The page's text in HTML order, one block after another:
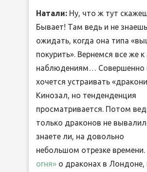
Натали: Ну, что ж тут
Бывает! Там ведь и не
ожидать, когда она типа
покурить». Вернемся все же
наблюдениям… Совершенно
хочется устраивать
Кинозал, но тенденденция
просматривается. Потом
только драконов не
знаете ли, на довольно
небольшом отрезке времени.
огня» о драконах в